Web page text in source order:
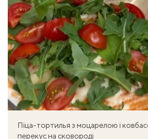
Піца-тортилья з моцарелою і
перекус на сковороді